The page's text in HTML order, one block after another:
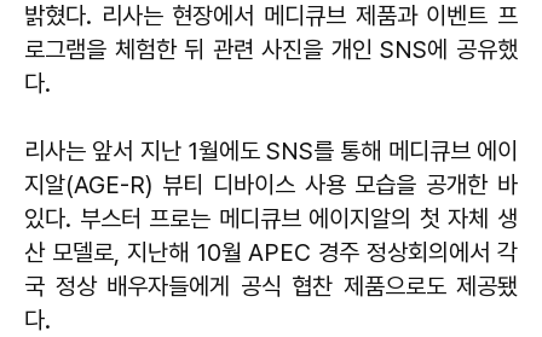
밝혔다. 리사는 현장에서 메디큐브 제품과 이벤트 프
로그램을 체험한 뒤 관련 사진을 개인 SNS에 공유했
다.
리사는 앞서 지난 1월에도 SNS를 통해 메디큐브 에이
지알(AGE-R) 뷰티 디바이스 사용 모습을 공개한 바
있다. 부스터 프로는 메디큐브 에이지알의 첫 자체 생
산 모델로, 지난해 10월 APEC 경주 정상회의에서 각
국 정상 배우자들에게 공식 협찬 제품으로도 제공됐
다.